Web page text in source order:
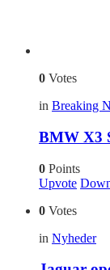
0 Votes
in Breaking
BMW X3
0 Points
Upvote
0 Votes
in Nyheder